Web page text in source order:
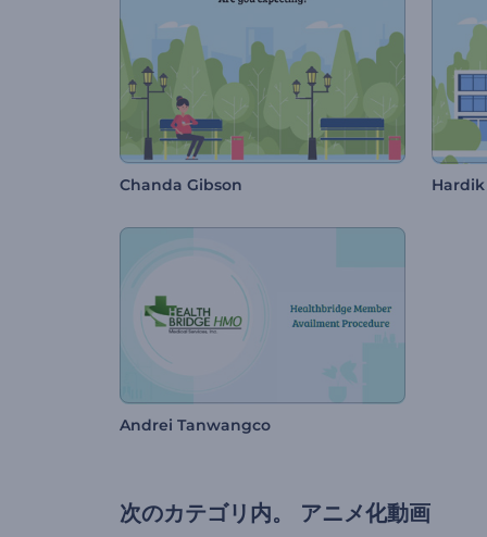
Chanda Gibson
Andrei Tanwangco
次のカテゴリ内。 アニメ化動画